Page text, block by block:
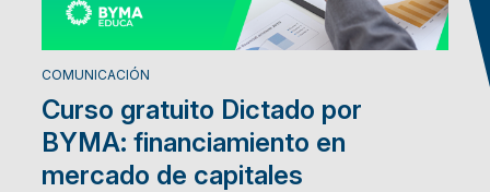
COMUNICACIÓN
Curso gratuito Dictado por
BYMA: financiamiento en
mercado de capitales